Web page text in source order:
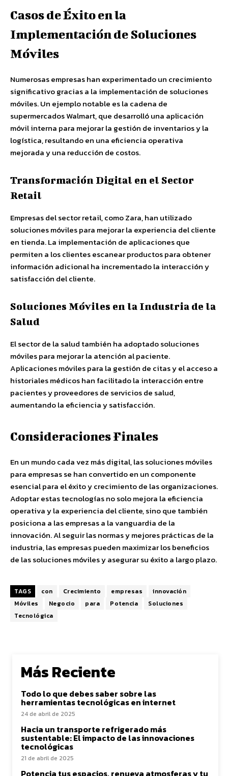
Casos de Éxito en la
Implementación de Soluciones
Móviles
Numerosas empresas han experimentado un crecimiento
significativo gracias a la implementación de soluciones
móviles. Un ejemplo notable es la cadena de
supermercados Walmart, que desarrolló una aplicación
móvil interna para mejorar la gestión de inventarios y la
logística, resultando en una eficiencia operativa
mejorada y una reducción de costos.
Transformación Digital en el Sector
Retail
Empresas del sector retail, como Zara, han utilizado
soluciones móviles para mejorar la experiencia del cliente
en tienda. La implementación de aplicaciones que
permiten a los clientes escanear productos para obtener
información adicional ha incrementado la interacción y
satisfacción del cliente.
Soluciones Móviles en la Industria de la
Salud
El sector de la salud también ha adoptado soluciones
móviles para mejorar la atención al paciente.
Aplicaciones móviles para la gestión de citas y el acceso a
historiales médicos han facilitado la interacción entre
pacientes y proveedores de servicios de salud,
aumentando la eficiencia y satisfacción.
Consideraciones Finales
En un mundo cada vez más digital, las soluciones móviles
para empresas se han convertido en un componente
esencial para el éxito y crecimiento de las organizaciones.
Adoptar estas tecnologías no solo mejora la eficiencia
operativa y la experiencia del cliente, sino que también
posiciona a las empresas a la vanguardia de la
innovación. Al seguir las normas y mejores prácticas de la
industria, las empresas pueden maximizar los beneficios
de las soluciones móviles y asegurar su éxito a largo plazo.
TAGS con Crecimiento empresas
innovación
Móviles
Negocio para Potencia
Soluciones
Tecnológica
Más Reciente
Todo lo que debes saber sobre las
herramientas tecnológicas en internet
24 de abril de 2025
Hacia un transporte refrigerado más
sustentable: El impacto de las innovaciones
tecnológicas
21 de abril de 2025
Potencia tus espacios, renueva atmosferas y tu